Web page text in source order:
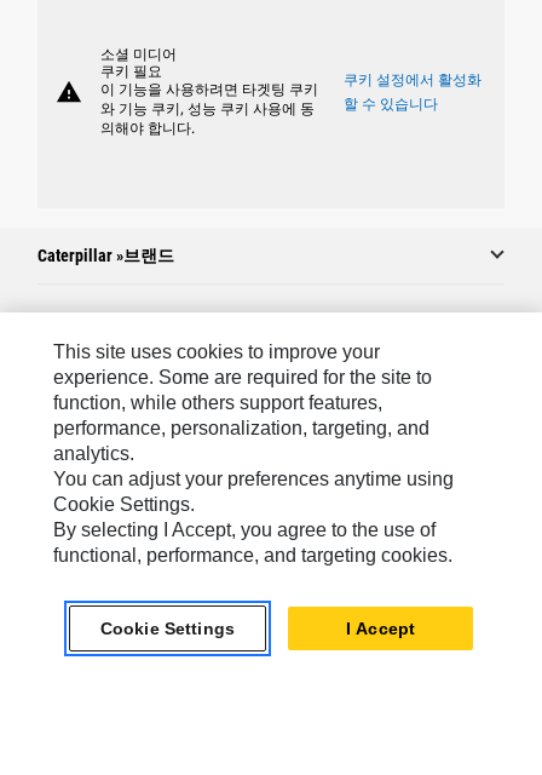
warning
소셜 미디어
쿠키 필요
이 기능을 사용하려면 타겟팅 쿠키
와 기능 쿠키, 성능 쿠키 사용에 동
의해야 합니다.
쿠키 설정에서 활성화
할 수 있습니다
Caterpillar »브랜드
Caterpillar.com
Caterpillar에 문의
내 마케팅 기본 설정
사이트 맵
Cookie Settings
법적 고지
위치정보 이용약관
This site uses cookies to improve your
experience. Some are required for the site to
function, while others support features,
performance, personalization, targeting, and
analytics.
You can adjust your preferences anytime using
Cookie Settings.
By selecting I Accept, you agree to the use of
functional, performance, and targeting cookies.
Cookie Settings I Accept